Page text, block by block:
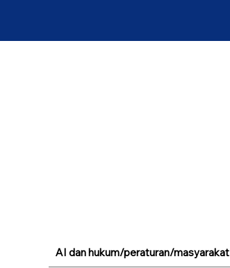
AI dan hukum/peraturan/masyarakat